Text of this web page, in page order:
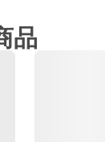
品